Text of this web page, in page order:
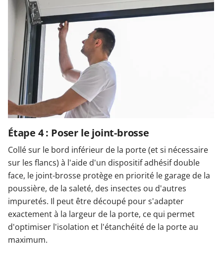
Étape 4 : Poser le joint-brosse
Collé sur le bord inférieur de la porte (et si nécessaire
sur les flancs) à l'aide d'un dispositif adhésif double
face, le joint-brosse protège en priorité le garage de la
poussière, de la saleté, des insectes ou d'autres
impuretés. Il peut être découpé pour s'adapter
exactement à la largeur de la porte, ce qui permet
d'optimiser l'isolation et l'étanchéité de la porte au
maximum.